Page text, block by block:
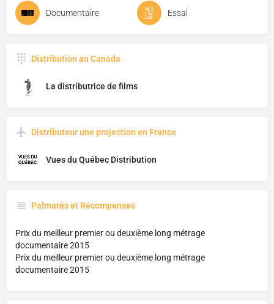
Documentaire Essai
Distribution au Canada
La distributrice de films
Distributeur une projection en France
Vues du Québec Distribution
Palmarès et Récompenses
Prix du meilleur premier ou deuxième long métrage
documentaire 2015
Prix du meilleur premier ou deuxième long métrage
documentaire 2015